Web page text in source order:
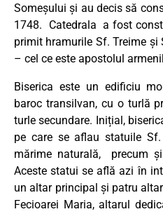
Someșului și au decis să
1748. Catedrala a fost
primit hramurile Sf. Treime
– cel ce este apostolul
Biserica este un edificiu
baroc transilvan, cu o turlă
turle secundare. Inițial,
pe care se aflau statuile
mărime naturală, precum
Aceste statui se află azi în
un altar principal și patru
Fecioarei Maria, altarul